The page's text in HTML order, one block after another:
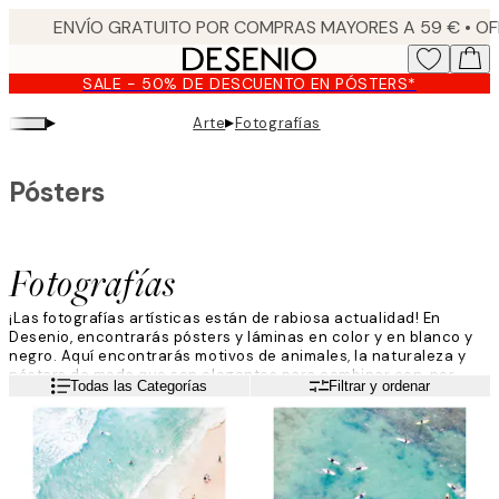
content.SALE - 50% DE DESCUENTO EN PÓSTERS*
▸ Arte▸Fotografías
Fotografías
Pósters
¡Las fotografías artísticas están de rabiosa actualidad! En
Desenio, encontrarás pósters y láminas en color y en blanco y
negro. Aquí encontrarás motivos de animales, la naturaleza y
pósters de moda que son elegantes para combinar con, por
ejemplo, un cuadro contexto.
Leer másTodas las Categorías Filtrar y ordenar